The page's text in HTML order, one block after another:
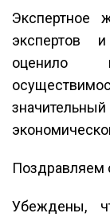
Экспертное
экспертов
оценило
Поздравляем
Убеждены,